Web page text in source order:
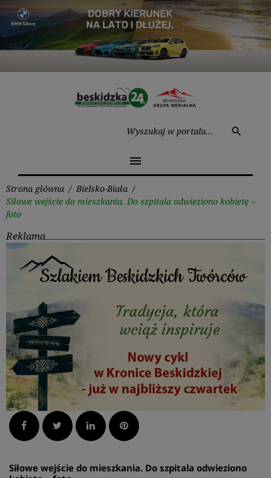
Przejdź
treści
search
menu
Strona główna / Bielsko-Biała /
Siłowe wejście do mieszkania. Do szpitala odwieziono kobietę –
foto
Reklama
Facebook Twitter LinkedInPinterest
Siłowe wejście do mieszkania. Do szpitala odwieziono